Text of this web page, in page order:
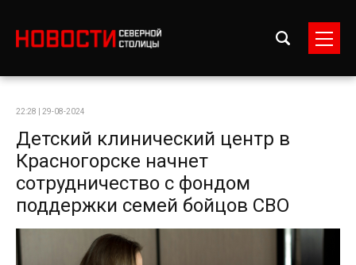
22:28 | 29-08-2024
Детский клинический центр в
Красногорске начнет
сотрудничество с фондом
поддержки семей бойцов СВО